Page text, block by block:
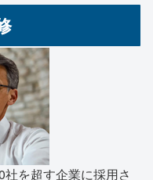
を超す企業に採用さ